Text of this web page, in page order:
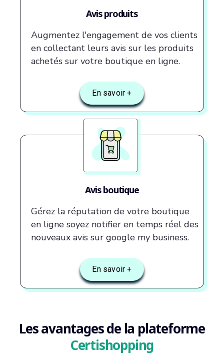
Avis produits
Augmentez l'engagement de vos clients
en collectant leurs avis sur les produits
achetés sur votre boutique en ligne.
En savoir +
Avis boutique
Gérez la réputation de votre boutique
en ligne soyez notifier en temps réel des
nouveaux avis sur google my business.
En savoir +
Les avantages de la plateforme
Certishopping